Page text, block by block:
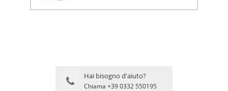
Hai bisogno d'aiuto?
Chiama +39 0332 550195